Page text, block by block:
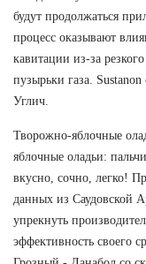
будут продолжаться
процесс оказывают
кавитации из-за
пузырьки газа.
Углич.
Творожно-яблочные
яблочные оладьи:
вкусно, сочно, легко!
данных из Саудовской
упрекнуть
эффективность своего